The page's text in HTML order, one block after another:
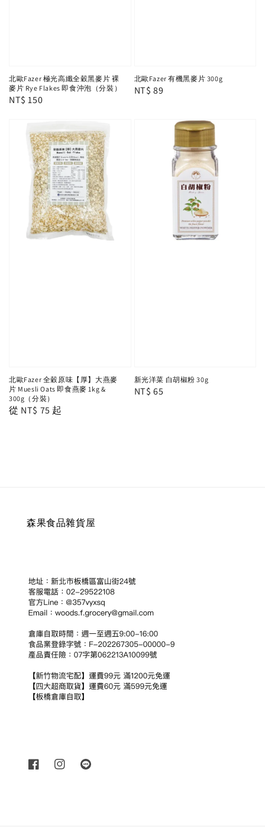
北歐Fazer 極光高纖全穀黑麥片 裸
麥片 Rye Flakes 即食沖泡（分裝）
Regular
NT$ 150
北歐Fazer 有機黑麥片 300g
Regular
NT$ 89
北歐Fazer 全穀原味【厚】大燕麥
片 Muesli Oats 即食燕麥 1kg &
300g（分裝）
Regular
從 NT$ 75 起
新光洋菜 白胡椒粉 30g
Regular
NT$ 65
森果食品雜貨屋